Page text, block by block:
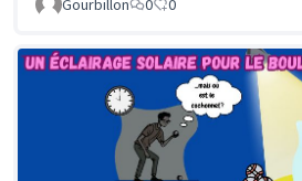
Gourbillon
0 0